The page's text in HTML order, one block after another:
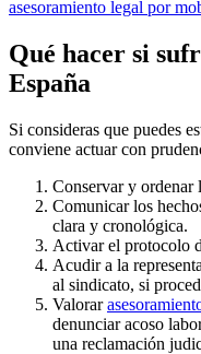
asesoramiento legal por
Qué hacer si
España
Si consideras que puedes
conviene actuar con
Conservar y ordenar
Comunicar los
clara y cronológica.
Activar el protocolo
Acudir a la
al sindicato, si
Valorar
denunciar acoso
una reclamación